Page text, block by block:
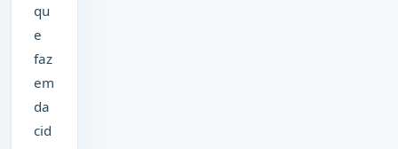
qu
e
faz
em
da
cid